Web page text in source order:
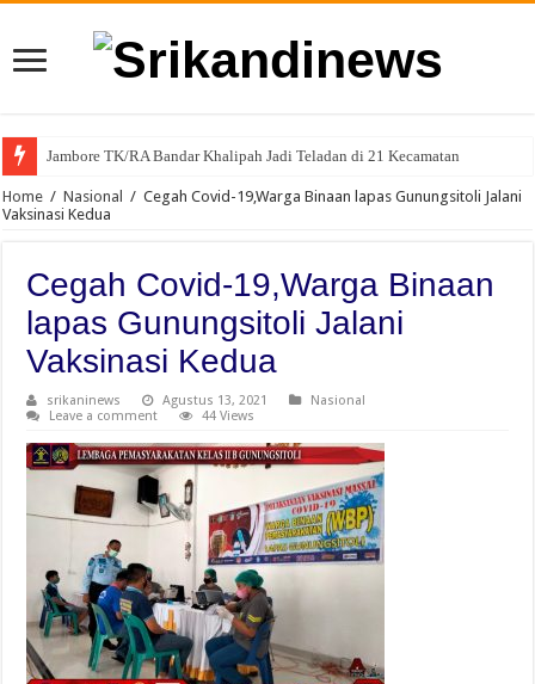
Jambore TK/RA Bandar Khalipah Jadi Teladan di 21 Kecamatan
Sah, Secara Aklamasi WFS Pimpin Karang Taruna Provinsi Lampung
Home / Nasional / Cegah Covid-19,Warga Binaan lapas Gunungsitoli Jalani
Vaksinasi Kedua
Cegah Covid-19,Warga Binaan
lapas Gunungsitoli Jalani
Vaksinasi Kedua
srikaninews Agustus 13, 2021
Nasional
Leave a comment
44 Views